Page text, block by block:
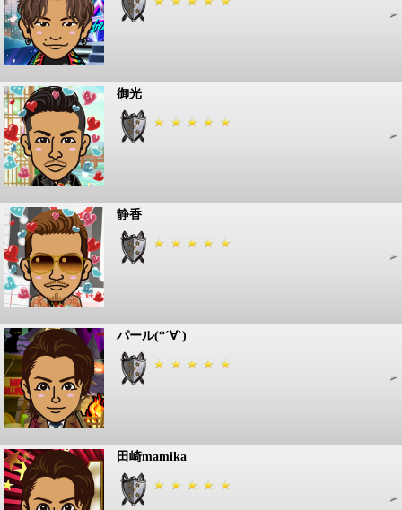
御光
静香
パール(*´∀`)
田崎mamika